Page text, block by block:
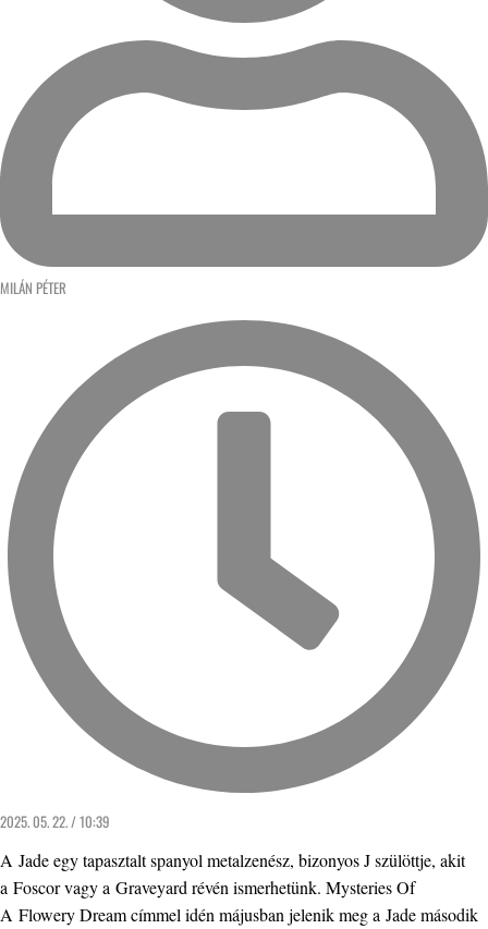
MILÁN PÉTER
2025. 05. 22. / 10:39
A Jade egy tapasztalt spanyol metalzenész, bizonyos J szülöttje, akit
a Foscor vagy a Graveyard révén ismerhetünk. Mysteries Of
A Flowery Dream címmel idén májusban jelenik meg a Jade második